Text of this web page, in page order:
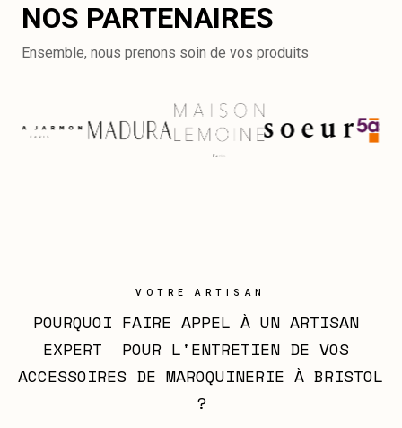
NOS PARTENAIRES
Ensemble, nous prenons soin de vos produits
VOTRE ARTISAN
POURQUOI FAIRE APPEL À UN ARTISAN
EXPERT  POUR L'ENTRETIEN DE VOS
ACCESSOIRES DE MAROQUINERIE À BRISTOL
?